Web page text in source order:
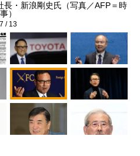
長・新浪剛史氏（写真／AFP＝時
事）
7 / 13